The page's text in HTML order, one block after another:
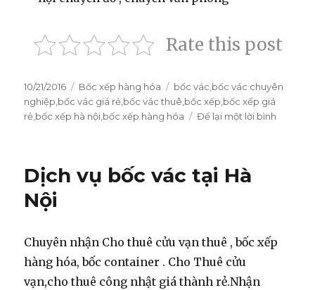
Rate this post
Đăng
vào
ngày
10/21/2016
Danh
mục
Bốc xếp hàng hóa Thẻ
bốc vác,bốc vác chuyên
nghiệp,bốc vác giá rẻ,bốc vác thuê,bốc xếp,bốc xếp giá
rẻ,bốc xếp hà nội,bốc xếp hàng hóa Để lại một lời bình
Dịch vụ bốc vác tại Hà
Nội
Chuyên nhận Cho thuê cửu vạn thuê , bốc xếp
hàng hóa, bốc container . Cho Thuê cửu
vạn,cho thuê công nhật giá thành rẻ.Nhận